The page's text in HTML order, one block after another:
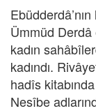
Ümmüd Derdâ
kadın
kadındı.
hadîs
Nesîbe